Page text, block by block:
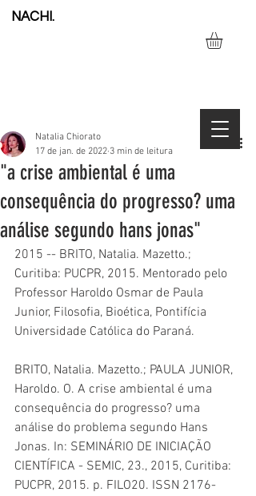
NACHI.
"a crise ambiental é uma
consequência do progresso? uma
análise segundo hans jonas"
Natalia Chiorato
17 de jan. de 2022 3 min de leitura
2015 -- BRITO, Natalia. Mazetto.;
Curitiba: PUCPR, 2015. Mentorado pelo
Professor Haroldo Osmar de Paula
Junior, Filosofia, Bioética, Pontifícia
Universidade Católica do Paraná.
BRITO, Natalia. Mazetto.; PAULA JUNIOR,
Haroldo. O. A crise ambiental é uma
consequência do progresso? uma
análise do problema segundo Hans
Jonas. In: SEMINÁRIO DE INICIAÇÃO
CIENTÍFICA - SEMIC, 23., 2015, Curitiba:
PUCPR, 2015. p. FILO20. ISSN 2176-